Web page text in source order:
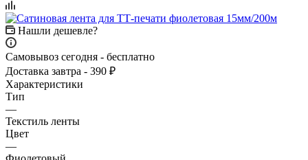
Нашли дешевле?
Самовывоз сегодня - бесплатно
Доставка завтра - 390 ₽
Характеристики
Тип
—
Текстиль ленты
Цвет
—